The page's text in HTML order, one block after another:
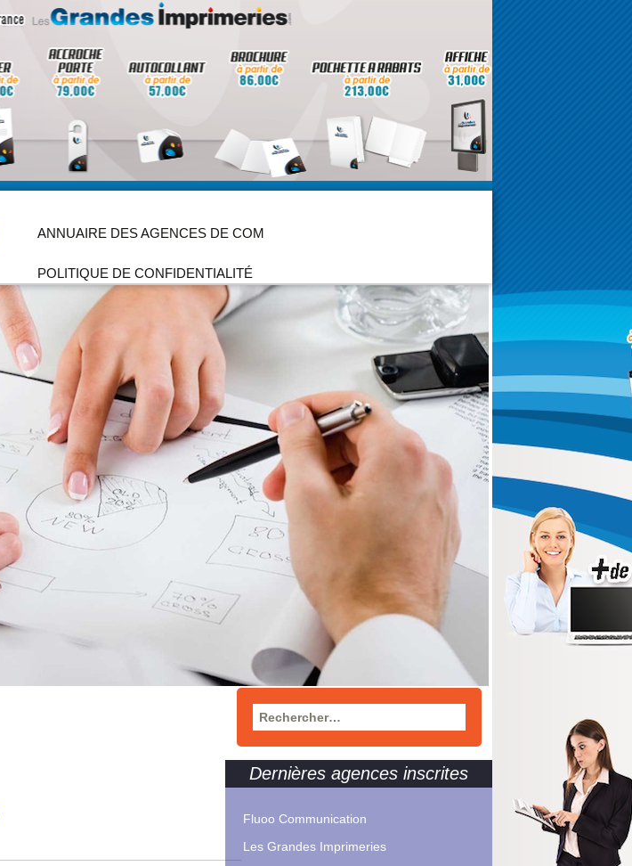
ANNUAIRE DES AGENCES DE COM
POLITIQUE DE CONFIDENTIALITÉ
Rechercher :
Dernières agences inscrites
Fluoo Communication
Les Grandes Imprimeries